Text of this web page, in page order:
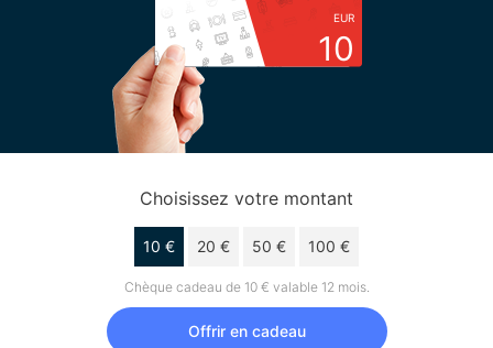
EUR
10
Choisissez votre montant
10 € 20 € 50 € 100 €
Chèque cadeau de 10 € valable 12 mois.
Offrir en cadeau